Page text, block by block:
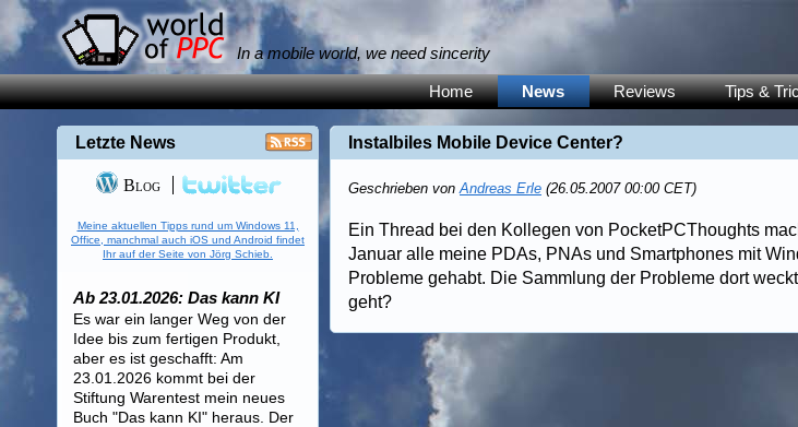
In a mobile world, we need sincerity
Home News Reviews Tips &
Instalbiles Mobile Device Center?
Geschrieben vonAndreas Erle (26.05.2007 00:00 CET)
Ein Thread bei den Kollegen von PocketPCThoughts
Januar alle meine PDAs, PNAs und Smartphones mit
Probleme gehabt. Die Sammlung der Probleme dort
geht?
Letzte News
Blog
Meine aktuellen Tipps rund um Windows 11,
Office, manchmal auch iOS und Android findet
Ihr auf der Seite von Jörg Schieb.
Ab 23.01.2026: Das kann KI
Es war ein langer Weg von der
Idee bis zum fertigen Produkt,
aber es ist geschafft: Am
23.01.2026 kommt bei der
Stiftung Warentest mein neues
Buch "Das kann KI" heraus. Der